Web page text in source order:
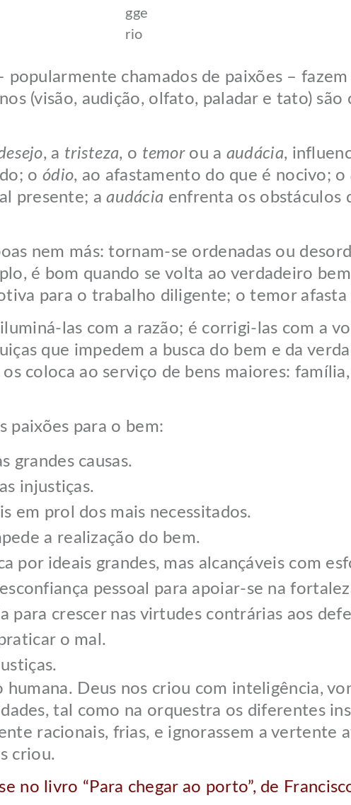
chamados de paixões – fazem
(visão, audição, olfato, paladar e tato)
, a tristeza, o temorou a audácia,
o ódio, ao afastamento do que é nocivo; o
presente; aaudácia enfrenta os obstáculos
nem más: tornam-se ordenadas ou
é bom quando se volta ao verdadeiro
para o trabalho diligente; o temor afasta
las com a razão; é corrigi-las com a
que impedem a busca do bem e da
coloca ao serviço de bens maiores:
para o bem:
grandes causas.
injustiças.
em prol dos mais necessitados.
a realização do bem.
por ideais grandes, mas alcançáveis com
pessoal para apoiar-se na
para crescer nas virtudes contrárias aos
o mal.
Deus nos criou com inteligência,
tal como na orquestra os diferentes
racionais, frias, e ignorassem a vertente
criou.
no livro “Para chegar ao porto”, de